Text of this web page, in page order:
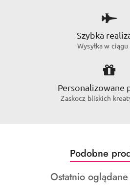
Szybka
Wysyłka w ciągu
Personalizowane
Zaskocz bliskich
Pomiń karuzelę produktów
Produkty
o
statusie:
Podobne
Produkty
Ostatnio